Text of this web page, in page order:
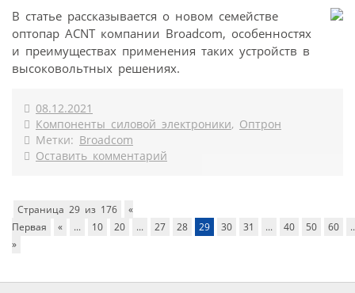
В статье рассказывается о новом семействе
оптопар ACNT компании Broadcom, особенностях
и преимуществах применения таких устройств в
высоковольтных решениях.
08.12.2021
Компоненты силовой электроники, Оптрон
Метки: Broadcom
Оставить комментарий
Страница 29 из 176
«
Первая
« ... 10 20 ... 27 28 29 30 31 ... 40 50 60
»